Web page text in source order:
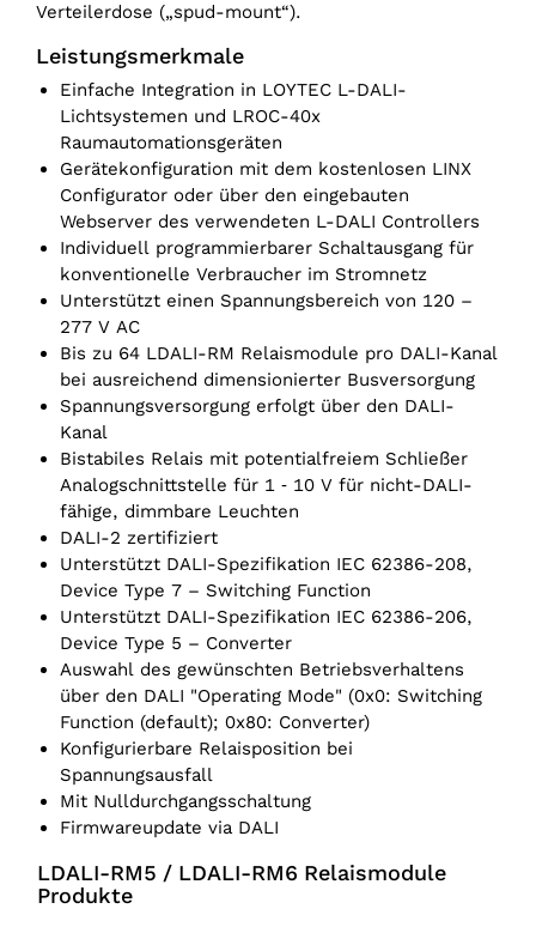
Verteilerdose („spud-mount“).
Leistungsmerkmale
Einfache Integration in LOYTEC L-DALI-
Lichtsystemen und LROC-40x
Raumautomationsgeräten
Gerätekonfiguration mit dem kostenlosen LINX
Configurator oder über den eingebauten
Webserver des verwendeten L-DALI Controllers
Individuell programmierbarer Schaltausgang für
konventionelle Verbraucher im Stromnetz
Unterstützt einen Spannungsbereich von 120 –
277 V AC
Bis zu 64 LDALI-RM Relaismodule pro DALI-Kanal
bei ausreichend dimensionierter Busversorgung
Spannungsversorgung erfolgt über den DALI-
Kanal
Bistabiles Relais mit potentialfreiem Schließer
Analogschnittstelle für 1 ‑ 10 V für nicht-DALI-
fähige, dimmbare Leuchten
DALI-2 zertifiziert
Unterstützt DALI-Spezifikation IEC 62386-208,
Device Type 7 – Switching Function
Unterstützt DALI-Spezifikation IEC 62386-206,
Device Type 5 – Converter
Auswahl des gewünschten Betriebsverhaltens
über den DALI "Operating Mode" (0x0: Switching
Function (default); 0x80: Converter)
Konfigurierbare Relaisposition bei
Spannungsausfall
Mit Nulldurchgangsschaltung
Firmwareupdate via DALI
LDALI-RM5 / LDALI-RM6 Relaismodule
Produkte